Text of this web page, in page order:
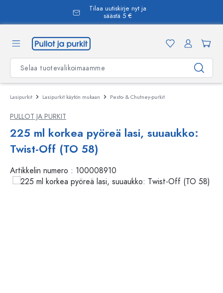
Tilaa uutiskirje nyt ja
säästä 5 €
Lasipurkit Lasipurkit käytön mukaan Pesto- & Chutney-purkit
PULLOT JA PURKIT
225 ml korkea pyöreä lasi, suuaukko:
Twist-Off (TO 58)
Artikkelin numero : 100008910